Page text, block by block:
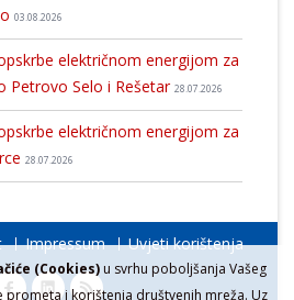
(Cookies)u svrhu poboljšanja Vašeg
prometa i korištenja društvenih mreža. Uz
03.08.2026
električnom energijom za
Petrovo Selo i Rešetar 28.07.2026
električnom energijom za
28.07.2026
Impressum Uvjeti korištenja